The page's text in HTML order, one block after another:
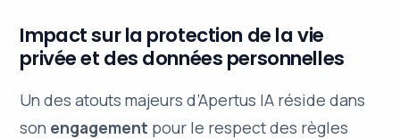
Impact sur la protection de la vie
privée et des données personnelles
Un des atouts majeurs d’Apertus IA réside dans
son engagement pour le respect des règles